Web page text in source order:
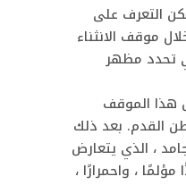
التعرف على
موقف الانثناء
تحدد مظهر
هذا الموقف
القدم. بعد ذلك
، الذي يتعارض
، واحمرارًا ،